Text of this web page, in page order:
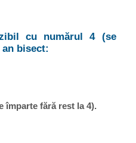
cu numărul 4 (se
bisect:
împarte fără rest la 4).